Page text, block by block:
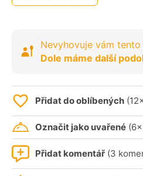
Nevyhovuje vám
Dole máme další
Přidat do oblíbených
Označit jako uvařené
Přidat komentář (3